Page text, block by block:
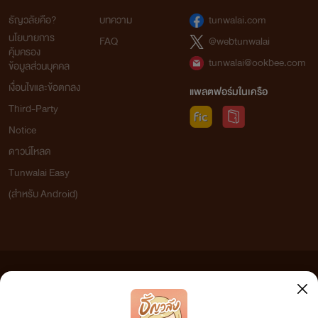
ธัญวลัยคือ?
นโยบายการ
คุ้มครอง
ข้อมูลส่วนบุคคล
เงื่อนไขและข้อตกลง
Third-Party
Notice
ดาวน์โหลด
Tunwalai Easy
(สำหรับ Android)
บทความ
FAQ
tunwalai.com
@webtunwalai
tunwalai@ookbee.com
แพลตฟอร์มในเครือ
เว็บไซต์แห่งนี้ไม่ได้เห็นด้วยและไม่ขอรับผิดชอบต่อข้อความใดๆ ทั้งสิ้น ดังนั้นผู้อ่านทุกท่านโปรดใช้
วิจารณญาณในการกลั่นกรองด้วยตนเอง และหากท่านพบข้อความใดๆ ที่ขัดต่อกฎหมายและศีลธรรม